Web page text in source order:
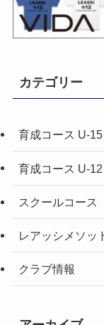
カテゴリー
育成コース U-15
育成コース U-12
スクールコース
レアッシメソッ
クラブ情報